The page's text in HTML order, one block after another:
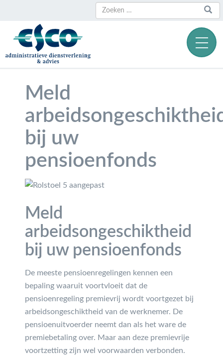
Zoeken
Zoeken
naar:
Meld
bij uw
pensioenfonds
Meld
arbeidsongeschiktheid
bij uw pensioenfonds
De meeste pensioenregelingen kennen een
bepaling waaruit voortvloeit dat de
pensioenregeling premievrij wordt voortgezet bij
arbeidsongeschiktheid van de werknemer. De
pensioenuitvoerder neemt dan als het ware de
premiebetaling over. Maar aan deze premievrije
voortzetting zijn wel voorwaarden verbonden.